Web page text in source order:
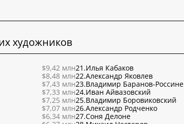
художников
$9,42 млн
$8,48 млн
$7,43 млн
$7,33 млн
$7,25 млн
$7,07 млн
$6,34 млн
21.Илья Кабаков
22.Александр Яковлев
23.Владимир Баранов-Россине
24.Иван Айвазовский
25.Владимир Боровиковский
26.Александр Родченко
27.Соня Делоне